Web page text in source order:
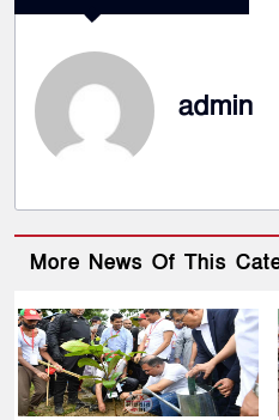
admin
More News Of This